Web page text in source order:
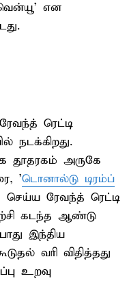
என
ரெட்டி
நடக்கிறது.
தூதரகம் அருகே
'டொனால்டு டிரம்ப்
ரேவந்த் ரெட்டி
கடந்த ஆண்டு
இந்திய
வரி விதித்தது
உறவு